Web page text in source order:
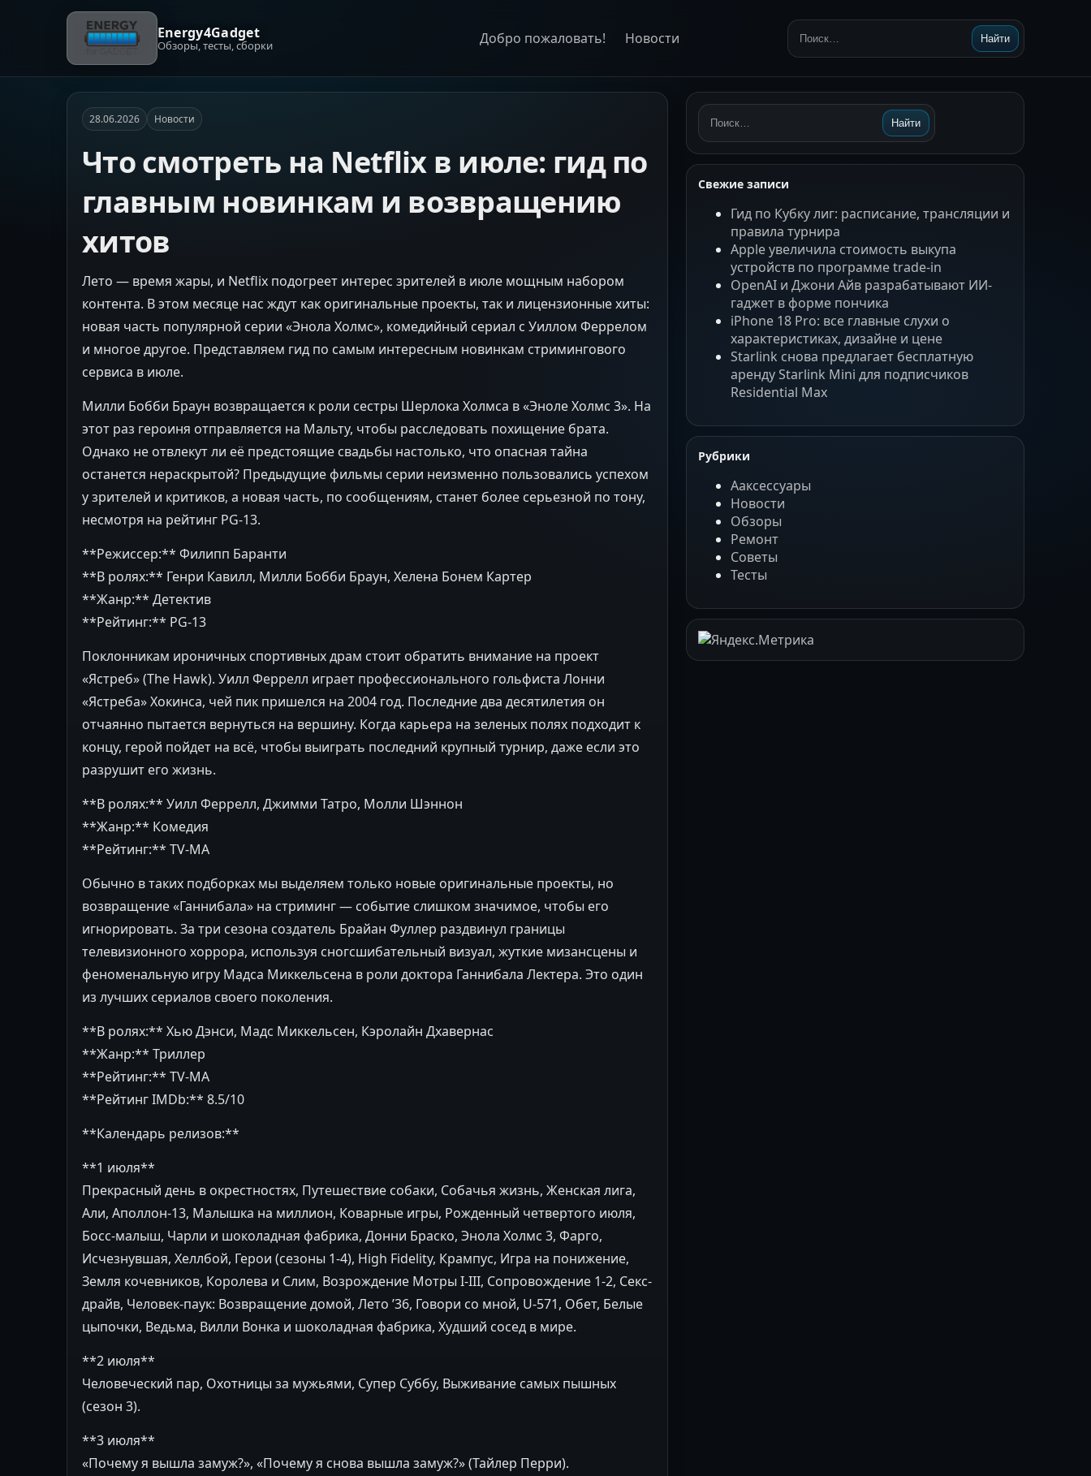
Energy4Gadget
Обзоры, тесты, сборки Добро пожаловать! Новости Поиск: Найти
28.06.2026 Новости
Что смотреть на Netflix в июле: гид по
главным новинкам и возвращению
хитов
Лето — время жары, и Netflix подогреет интерес зрителей в июле мощным набором
контента. В этом месяце нас ждут как оригинальные проекты, так и лицензионные хиты:
новая часть популярной серии «Энола Холмс», комедийный сериал с Уиллом Феррелом
и многое другое. Представляем гид по самым интересным новинкам стримингового
сервиса в июле.
Милли Бобби Браун возвращается к роли сестры Шерлока Холмса в «Эноле Холмс 3». На
этот раз героиня отправляется на Мальту, чтобы расследовать похищение брата.
Однако не отвлекут ли её предстоящие свадьбы настолько, что опасная тайна
останется нераскрытой? Предыдущие фильмы серии неизменно пользовались успехом
у зрителей и критиков, а новая часть, по сообщениям, станет более серьезной по тону,
несмотря на рейтинг PG-13.
**Режиссер:** Филипп Баранти
**В ролях:** Генри Кавилл, Милли Бобби Браун, Хелена Бонем Картер
**Жанр:** Детектив
**Рейтинг:** PG-13
Поклонникам ироничных спортивных драм стоит обратить внимание на проект
«Ястреб» (The Hawk). Уилл Феррелл играет профессионального гольфиста Лонни
«Ястреба» Хокинса, чей пик пришелся на 2004 год. Последние два десятилетия он
отчаянно пытается вернуться на вершину. Когда карьера на зеленых полях подходит к
концу, герой пойдет на всё, чтобы выиграть последний крупный турнир, даже если это
разрушит его жизнь.
**В ролях:** Уилл Феррелл, Джимми Татро, Молли Шэннон
**Жанр:** Комедия
**Рейтинг:** TV-MA
Обычно в таких подборках мы выделяем только новые оригинальные проекты, но
возвращение «Ганнибала» на стриминг — событие слишком значимое, чтобы его
игнорировать. За три сезона создатель Брайан Фуллер раздвинул границы
телевизионного хоррора, используя сногсшибательный визуал, жуткие мизансцены и
феноменальную игру Мадса Миккельсена в роли доктора Ганнибала Лектера. Это один
из лучших сериалов своего поколения.
**В ролях:** Хью Дэнси, Мадс Миккельсен, Кэролайн Дхавернас
**Жанр:** Триллер
**Рейтинг:** TV-MA
**Рейтинг IMDb:** 8.5/10
**Календарь релизов:**
**1 июля**
Прекрасный день в окрестностях, Путешествие собаки, Собачья жизнь, Женская лига,
Али, Аполлон-13, Малышка на миллион, Коварные игры, Рожденный четвертого июля,
Босс-малыш, Чарли и шоколадная фабрика, Донни Браско, Энола Холмс 3, Фарго,
Исчезнувшая, Хеллбой, Герои (сезоны 1-4), High Fidelity, Крампус, Игра на понижение,
Земля кочевников, Королева и Слим, Возрождение Мотры I-III, Сопровождение 1-2, Секс-
драйв, Человек-паук: Возвращение домой, Лето ’36, Говори со мной, U-571, Обет, Белые
цыпочки, Ведьма, Вилли Вонка и шоколадная фабрика, Худший сосед в мире.
**2 июля**
Человеческий пар, Охотницы за мужьями, Супер Суббу, Выживание самых пышных
(сезон 3).
**3 июля**
«Почему я вышла замуж?», «Почему я снова вышла замуж?» (Тайлер Перри).
Поиск: Найти
Свежие записи
Гид по Кубку лиг: расписание, трансляции и
правила турнира
Apple увеличила стоимость выкупа
устройств по программе trade-in
OpenAI и Джони Айв разрабатывают ИИ-
гаджет в форме пончика
iPhone 18 Pro: все главные слухи о
характеристиках, дизайне и цене
Starlink снова предлагает бесплатную
аренду Starlink Mini для подписчиков
Residential Max
Рубрики
Ааксессуары
Новости
Обзоры
Ремонт
Советы
Тесты